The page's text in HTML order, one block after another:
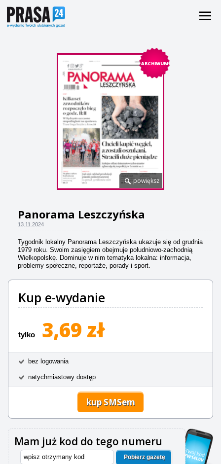
ARCHIWUM
powiększ
Panorama Leszczyńska
13.11.2024
Tygodnik lokalny Panorama Leszczyńska ukazuje się od grudnia
1979 roku. Swoim zasięgiem obejmuje południowo-zachodnią
Wielkopolskę. Dominuje w nim tematyka lokalna: informacja,
problemy społeczne, reportaże, porady i sport.
Kup e-wydanie
tylko 3,69 zł
bez logowania
natychmiastowy dostęp
kup SMSem
Mam już kod do tego numeru
Pobierz gazetę